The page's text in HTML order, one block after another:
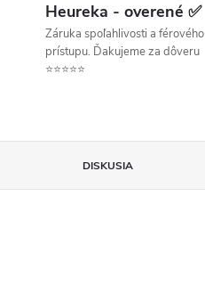
Heureka - overené ✅
Záruka spoľahlivosti a férového
prístupu. Ďakujeme za dôveru
⭐⭐⭐⭐⭐
DISKUSIA